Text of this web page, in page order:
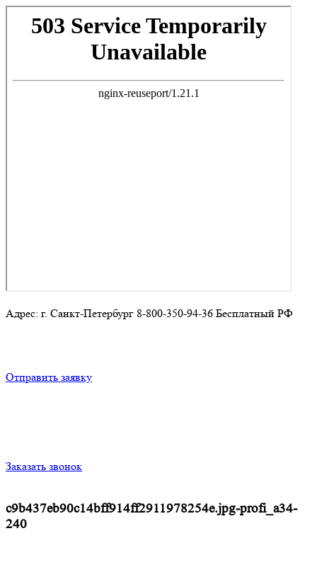
Адрес: г. Санкт-Петербург 8-800-350-94-36 Бесплатный РФ
Отправить заявку
Заказать звонок
c9b437eb90c14bff914ff2911978254e.jpg-profi_a34-
240